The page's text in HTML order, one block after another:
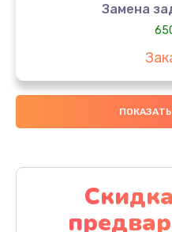
Замена
Замена
Замена